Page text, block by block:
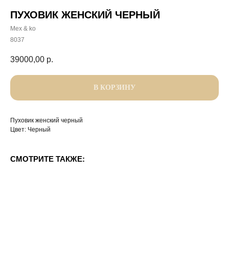
ПУХОВИК ЖЕНСКИЙ ЧЕРНЫЙ
Mex & ko
8037
39000,00 р.
В КОРЗИНУ
Пуховик женский черный
Цвет: Черный
СМОТРИТЕ ТАКЖЕ: